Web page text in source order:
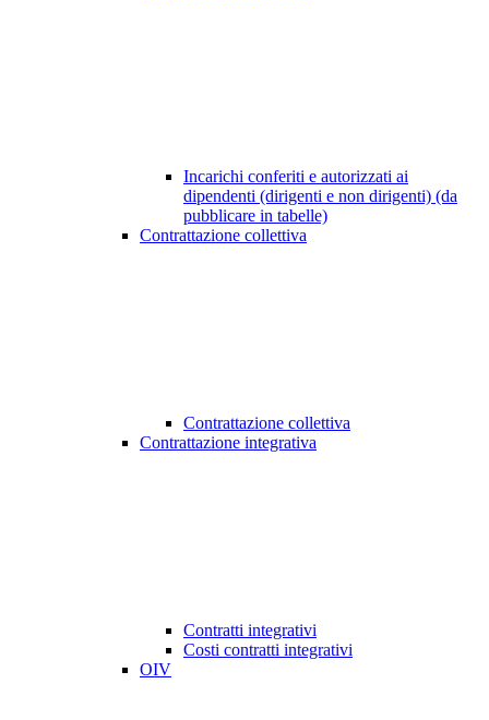
Incarichi conferiti e autorizzati ai
dipendenti (dirigenti e non dirigenti) (da
pubblicare in tabelle)
Contrattazione collettiva
Contrattazione collettiva
Contrattazione integrativa
Contratti integrativi
Costi contratti integrativi
OIV